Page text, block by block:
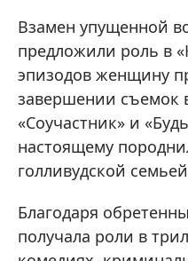
Взамен упущенной
предложили роль в
эпизодов женщину
завершении съемок
«Соучастник» и
настоящему
голливудской
Благодаря
получала роли в